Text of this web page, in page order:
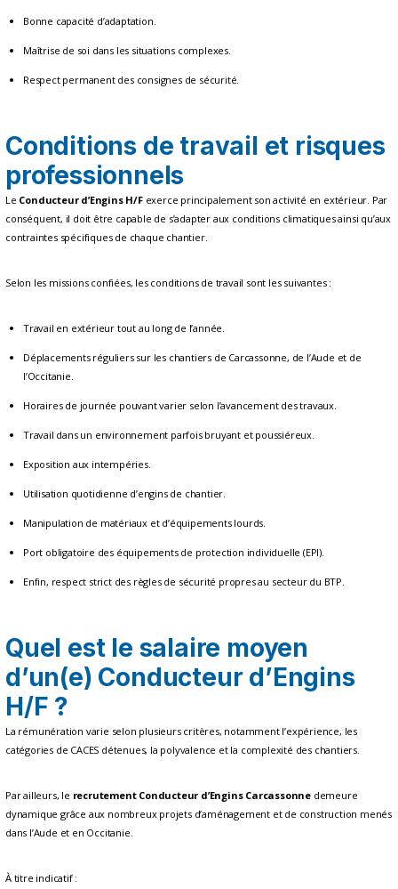
Bonne capacité d’adaptation.
Maîtrise de soi dans les situations complexes.
Respect permanent des consignes de sécurité.
Conditions de travail et risques
professionnels
Le Conducteur d’Engins H/Fexerce principalement son activité en extérieur. Par
conséquent, il doit être capable de s’adapter aux conditions climatiques ainsi qu’aux
contraintes spécifiques de chaque chantier.
Selon les missions confiées, les conditions de travail sont les suivantes :
Travail en extérieur tout au long de l’année.
Déplacements réguliers sur les chantiers de Carcassonne, de l’Aude et de
l’Occitanie.
Horaires de journée pouvant varier selon l’avancement des travaux.
Travail dans un environnement parfois bruyant et poussiéreux.
Exposition aux intempéries.
Utilisation quotidienne d’engins de chantier.
Manipulation de matériaux et d’équipements lourds.
Port obligatoire des équipements de protection individuelle (EPI).
Enfin, respect strict des règles de sécurité propres au secteur du BTP.
Quel est le salaire moyen
d’un(e) Conducteur d’Engins
H/F ?
La rémunération varie selon plusieurs critères, notamment l’expérience, les
catégories de CACES détenues, la polyvalence et la complexité des chantiers.
Par ailleurs, le recrutement Conducteur d’Engins Carcassonne demeure
dynamique grâce aux nombreux projets d’aménagement et de construction menés
dans l’Aude et en Occitanie.
À titre indicatif :